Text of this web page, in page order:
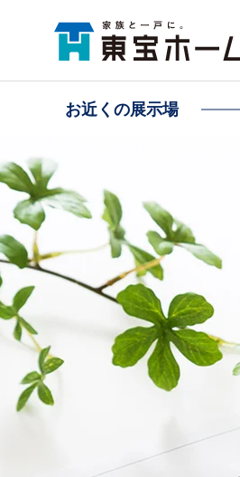
お近くの展示場